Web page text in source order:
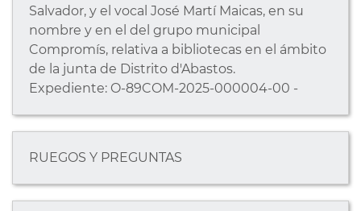
Salvador, y el vocal José Martí Maicas, en su
nombre y en el del grupo municipal
Compromís, relativa a bibliotecas en el ámbito
de la junta de Distrito d'Abastos.
Expediente: O-89COM-2025-000004-00 -
RUEGOS Y PREGUNTAS